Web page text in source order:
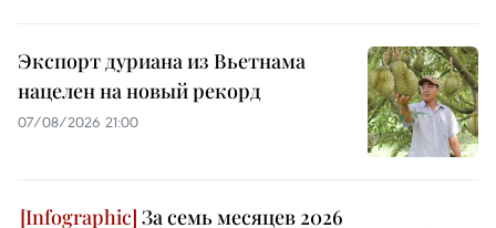
Экспорт дуриана из Вьетнама
нацелен на новый рекорд
07/08/2026 21:00
За семь месяцев 2026